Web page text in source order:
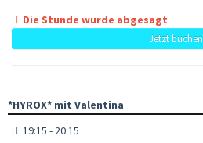
Die Stunde wurde abgesagt
Jetzt buchen
*HYROX* mit Valentina
19:15 - 20:15